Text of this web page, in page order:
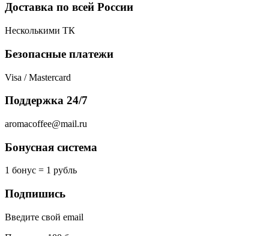
Доставка по всей России
Несколькими ТК
Безопасные платежи
Visa / Mastercard
Поддержка 24/7
aromacoffee@mail.ru
Бонусная система
1 бонус = 1 рубль
Подпишись
Введите свой email